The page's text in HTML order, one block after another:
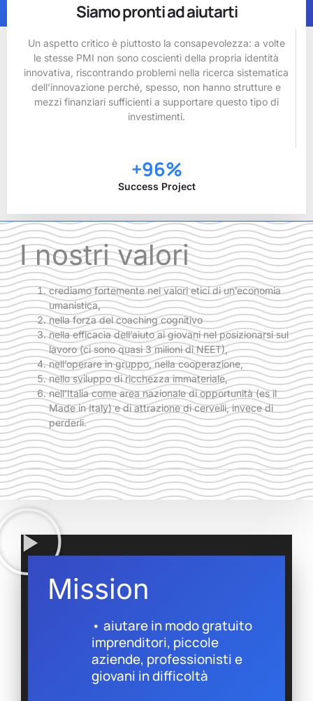
Siamo pronti ad aiutarti
Un aspetto critico è piuttosto la consapevolezza: a volte
le stesse PMI non sono coscienti della propria identità
innovativa, riscontrando problemi nella ricerca sistematica
dell’innovazione perché, spesso, non hanno strutture e
mezzi finanziari sufficienti a supportare questo tipo di
investimenti.
Success Project
+96%
I nostri valori
crediamo fortemente nei valori etici di un’economia
umanistica,
nella forza del coaching cognitivo
nella efficacia dell’aiuto ai giovani nel posizionarsi sul
lavoro (ci sono quasi 3 milioni di NEET),
nell’operare in gruppo, nella cooperazione,
nello sviluppo di ricchezza immateriale,
nell’Italia come area nazionale di opportunità (es il
Made in Italy) e di attrazione di cervelli, invece di
perderli.
Mission
• aiutare in modo gratuito
imprenditori, piccole
aziende, professionisti e
giovani in difficoltà